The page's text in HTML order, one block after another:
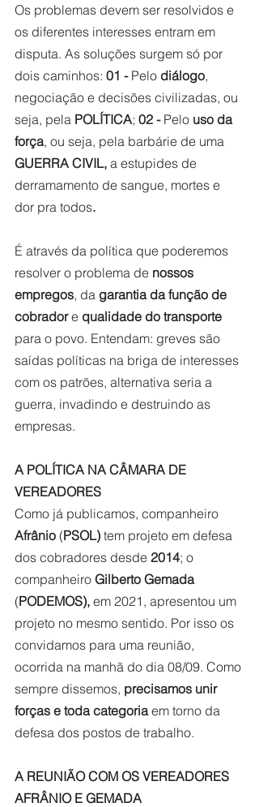
Os problemas devem ser resolvidos e
os diferentes interesses entram em
disputa. As soluções surgem só por
dois caminhos: 01 - Pelo diálogo,
negociação e decisões civilizadas, ou
seja, pela POLÍTICA; 02 - Pelo uso da
força, ou seja, pela barbárie de uma
GUERRA CIVIL, a estupides de
derramamento de sangue, mortes e
dor pra todos.
É através da política que poderemos
resolver o problema de nossos
empregos, da garantia da função de
cobrador e qualidade do transporte
para o povo. Entendam: greves são
saídas políticas na briga de interesses
com os patrões, alternativa seria a
guerra, invadindo e destruindo as
empresas.
A POLÍTICA NA CÂMARA DE
VEREADORES
Como já publicamos, companheiro
Afrânio (PSOL) tem projeto em defesa
dos cobradores desde 2014; o
companheiro Gilberto Gemada
(PODEMOS), em 2021, apresentou um
projeto no mesmo sentido. Por isso os
convidamos para uma reunião,
ocorrida na manhã do dia 08/09. Como
sempre dissemos, precisamos unir
forças e toda categoria em torno da
defesa dos postos de trabalho.
A REUNIÃO COM OS VEREADORES
AFRÂNIO E GEMADA